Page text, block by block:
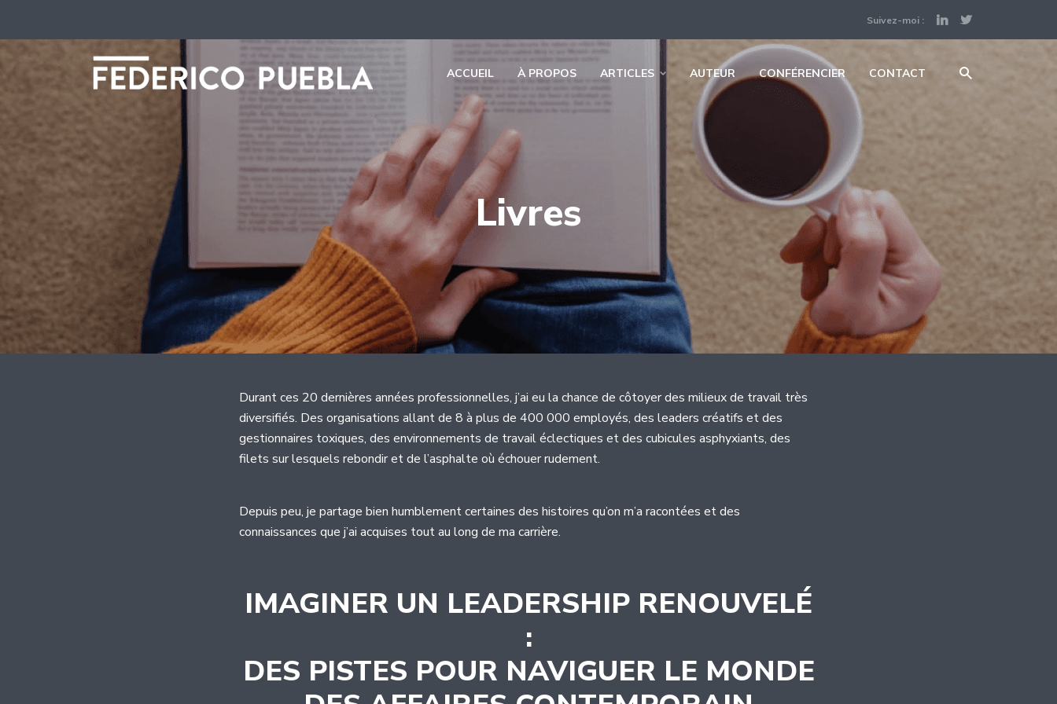
Suivez-moi :
ACCUEIL À PROPOS ARTICLES AUTEUR CONFÉRENCIER CONTACT
Livres
Durant ces 20 dernières années professionnelles, j’ai eu la chance de côtoyer des milieux de travail très
diversifiés. Des organisations allant de 8 à plus de 400 000 employés, des leaders créatifs et des
gestionnaires toxiques, des environnements de travail éclectiques et des cubicules asphyxiants, des
filets sur lesquels rebondir et de l’asphalte où échouer rudement.
Depuis peu, je partage bien humblement certaines des histoires qu’on m’a racontées et des
connaissances que j’ai acquises tout au long de ma carrière.
IMAGINER UN LEADERSHIP RENOUVELÉ
:
DES PISTES POUR NAVIGUER LE MONDE